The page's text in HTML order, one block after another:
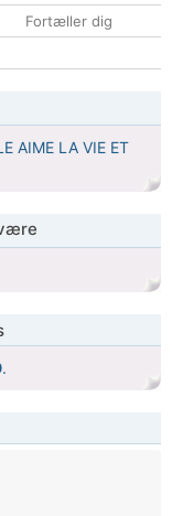
Fortæller dig
AIME LA VIE ET
.